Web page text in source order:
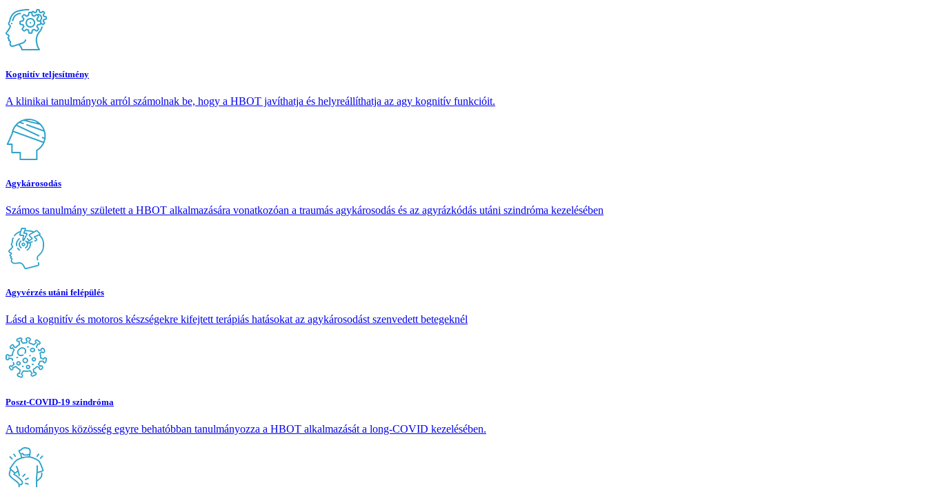
Kognitív teljesítmény
A klinikai tanulmányok arról számolnak be, hogy a HBOT javíthatja és helyreállíthatja az agy kognitív funkcióit.
Agykárosodás
Számos tanulmány született a HBOT alkalmazására vonatkozóan a traumás agykárosodás és az agyrázkódás utáni szindróma kezelésében
Agyvérzés utáni felépülés
Lásd a kognitív és motoros készségekre kifejtett terápiás hatásokat az agykárosodást szenvedett betegeknél
Poszt-COVID-19 szindróma
A tudományos közösség egyre behatóbban tanulmányozza a HBOT alkalmazását a long-COVID kezelésében.